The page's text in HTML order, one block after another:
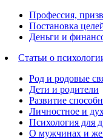
Профессия,
Постановка
Деньги и
Статьи о
Род и родовые
Дети и родители
Развитие
Личностное и
Психология для
О мужчинах и